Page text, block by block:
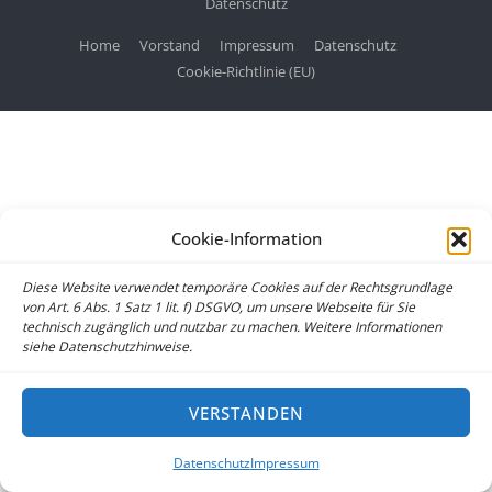
Cookie-Information
Diese Website verwendet temporäre Cookies auf der Rechtsgrundlage
von Art. 6 Abs. 1 Satz 1 lit. f) DSGVO, um unsere Webseite für Sie
technisch zugänglich und nutzbar zu machen. Weitere Informationen
siehe Datenschutzhinweise.
VERSTANDEN
DatenschutzImpressum
Home Vorstand Impressum
Datenschutz
Cookie-Richtlinie (EU)